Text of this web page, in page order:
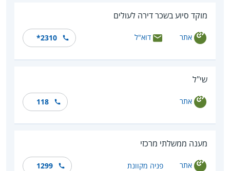
מוקד סיוע בשכר דירה לעולים
אתר דוא"ל *2310
שי"ל
אתר 118
מענה ממשלתי מרכזי
אתר פניה מקוונת 1299